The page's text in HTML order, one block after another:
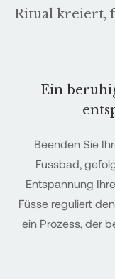
Ritual kreiert,
Ein
Beenden Sie
Fussbad,
Entspannung
Füsse reguliert
ein Prozess, der